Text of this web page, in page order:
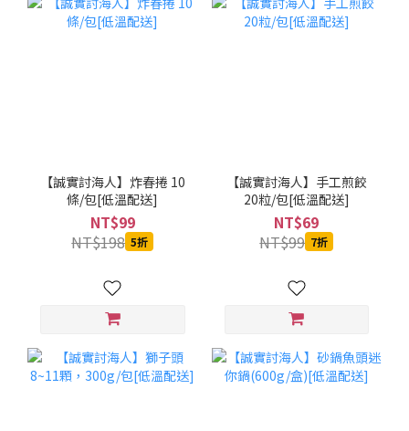
【誠實討海人】炸春捲 10
條/包[低溫配送]
NT$99
NT$198 5折
【誠實討海人】手工煎餃
20粒/包[低溫配送]
NT$69
NT$99 7折